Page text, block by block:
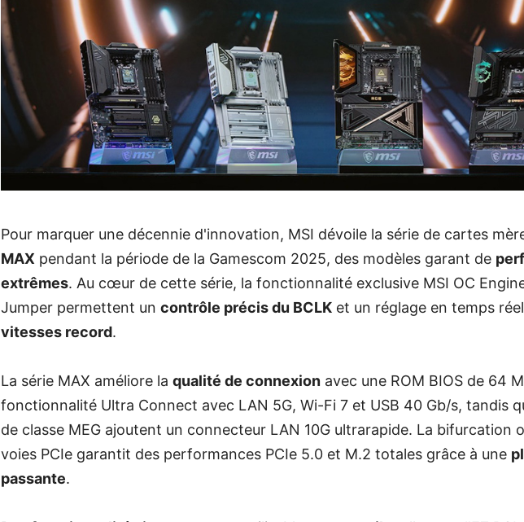
Pour marquer une décennie d'innovation, MSI dévoile la série de cartes
MAX pendant la période de la Gamescom 2025, des modèles garant de
extrêmes. Au cœur de cette série, la fonctionnalité exclusive MSI OC
Jumper permettent un contrôle précis du BCLK et un réglage en temps
vitesses record.
La série MAX améliore la qualité de connexion avec une ROM BIOS de 64
fonctionnalité Ultra Connect avec LAN 5G, Wi-Fi 7 et USB 40 Gb/s, tandis
de classe MEG ajoutent un connecteur LAN 10G ultrarapide. La bifurcation
voies PCIe garantit des performances PCIe 5.0 et M.2 totales grâce à une
passante.